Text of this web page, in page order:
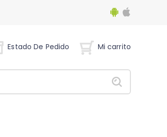
Estado De Pedido Mi carrito